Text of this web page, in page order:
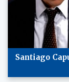
Santiago